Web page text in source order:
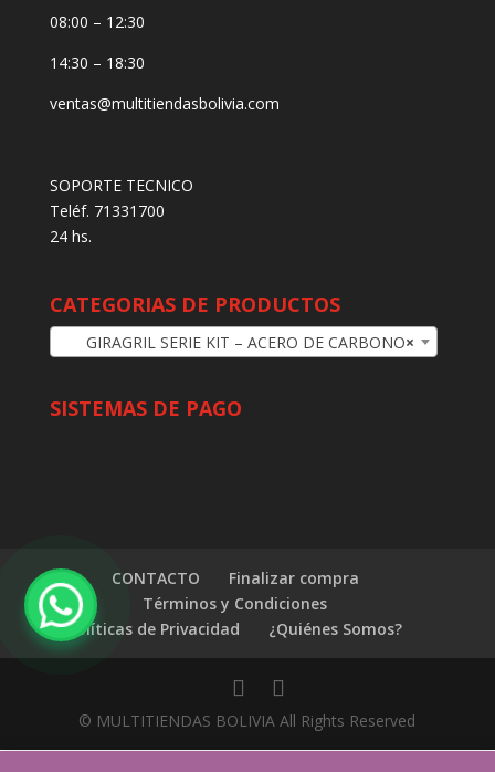
08:00 – 12:30
14:30 – 18:30
ventas@multitiendasbolivia.com
SOPORTE TECNICO
Teléf. 71331700
24 hs.
CATEGORIAS DE PRODUCTOS
×
GIRAGRIL SERIE KIT – ACERO DE CARBONO
SISTEMAS DE PAGO
CONTACTO
Finalizar compra
Términos y Condiciones
Políticas de Privacidad
¿Quiénes Somos?
© MULTITIENDAS BOLIVIA All Rights Reserved